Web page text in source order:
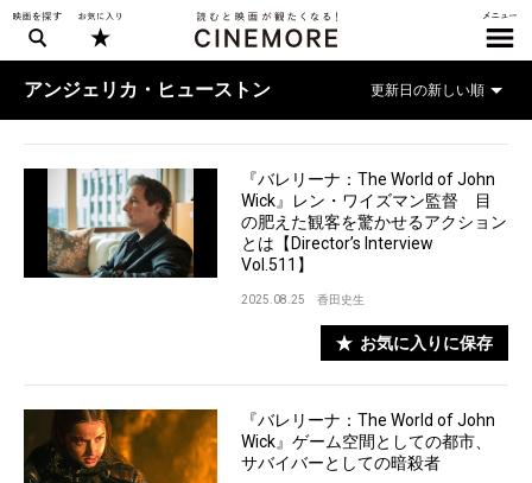
アンジェリカ・ヒューストン
『バレリーナ：The World of John
Wick』レン・ワイズマン監督 目
の肥えた観客を驚かせるアクション
とは【Director’s Interview
Vol.511】
2025.08.25 香田史生
お気に入りに保存
『バレリーナ：The World of John
Wick』ゲーム空間としての都市、
サバイバーとしての暗殺者